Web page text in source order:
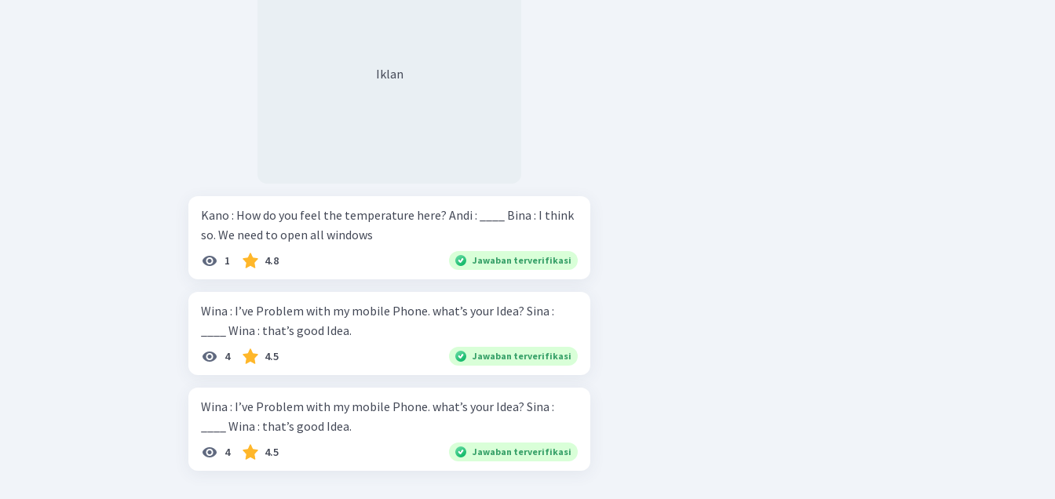
Iklan
Kano : How do you feel the temperature here? Andi : ____ Bina : I think
so. We need to open all windows
1 4.8 Jawaban terverifikasi
Wina : I’ve Problem with my mobile Phone. what’s your Idea? Sina :
____ Wina : that’s good Idea.
4 4.5 Jawaban terverifikasi
Wina : I’ve Problem with my mobile Phone. what’s your Idea? Sina :
____ Wina : that’s good Idea.
4 4.5 Jawaban terverifikasi